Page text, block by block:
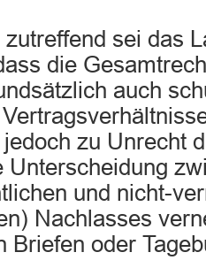
zutreffend sei das
die
auch
zu Unrecht
Unterscheidung
und nicht-
Nachlasses
Briefen oder